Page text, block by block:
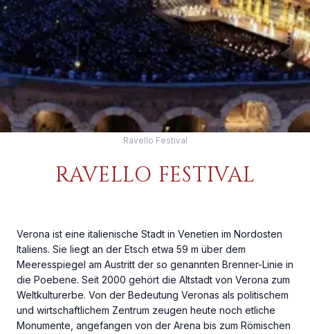
SITZPLAN HOTELS
ANREISE
Ravello Festival
RAVELLO FESTIVAL
Verona ist eine italienische Stadt in Venetien im Nordosten
Italiens. Sie liegt an der Etsch etwa 59 m über dem
Meeresspiegel am Austritt der so genannten Brenner-Linie in
die Poebene. Seit 2000 gehört die Altstadt von Verona zum
Weltkulturerbe. Von der Bedeutung Veronas als politischem
und wirtschaftlichem Zentrum zeugen heute noch etliche
Monumente, angefangen von der Arena bis zum Römischen